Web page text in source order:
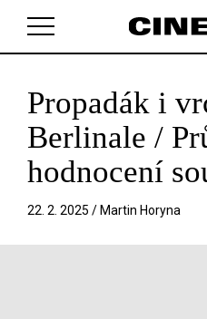
V košíku
Propadák i
Berlinale /
hodnocení
22. 2. 2025 / Martin Horyna